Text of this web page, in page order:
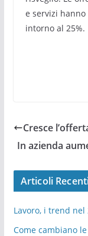
e servizi hanno
intorno al 25%.
Cresce
In azienda
Articoli
Lavoro, i trend nel
Come cambiano